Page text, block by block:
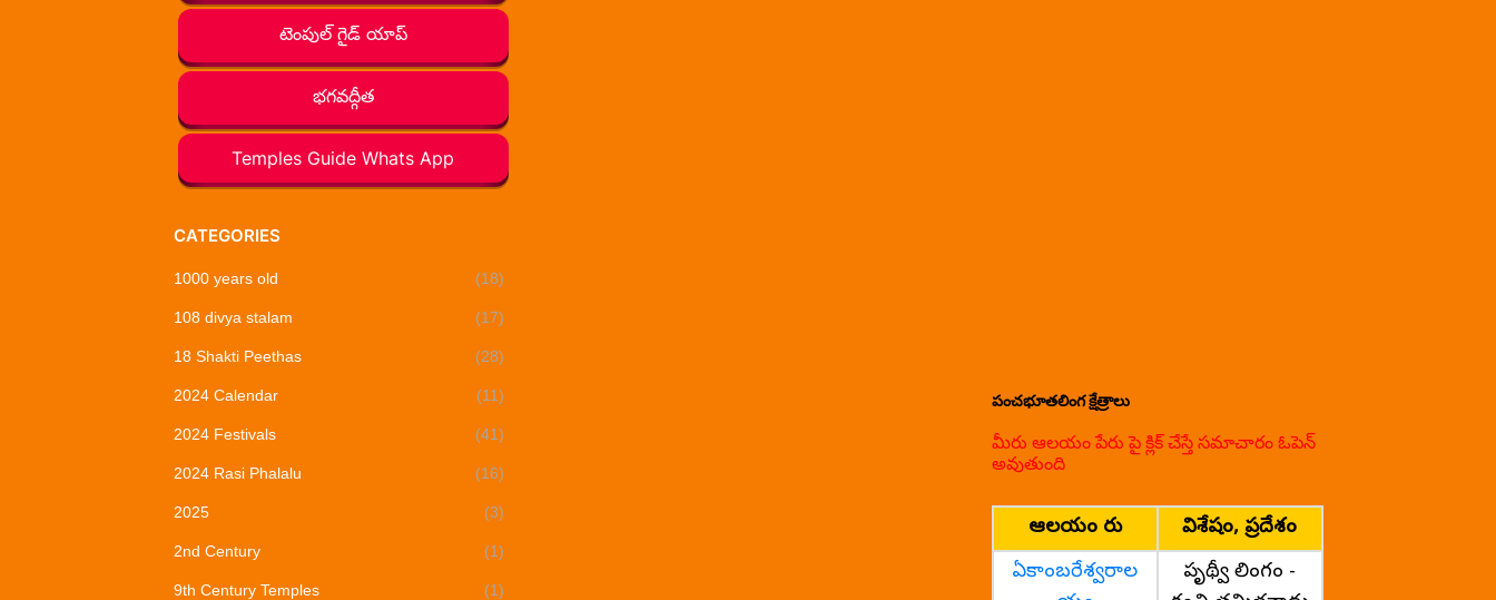
టెంపుల్ గైడ్ యాప్
భగవద్గీత
Temples Guide Whats App
CATEGORIES
1000 years old (18)
108 divya stalam (17)
18 Shakti Peethas (28)
2024 Calendar (11)
2024 Festivals (41)
2024 Rasi Phalalu (16)
2025 (3)
2nd Century (1)
9th Century Temples (1)
పంచభూతలింగ క్షేత్రాలు
మీరు ఆలయం పేరు పై క్లిక్ చేస్తే సమాచారం ఓపెన్
అవుతుంది
ఆలయం పేరు
విశేషం, ప్రదేశం
ఏకాంబరేశ్వరాల
పృథ్వీ లింగం -